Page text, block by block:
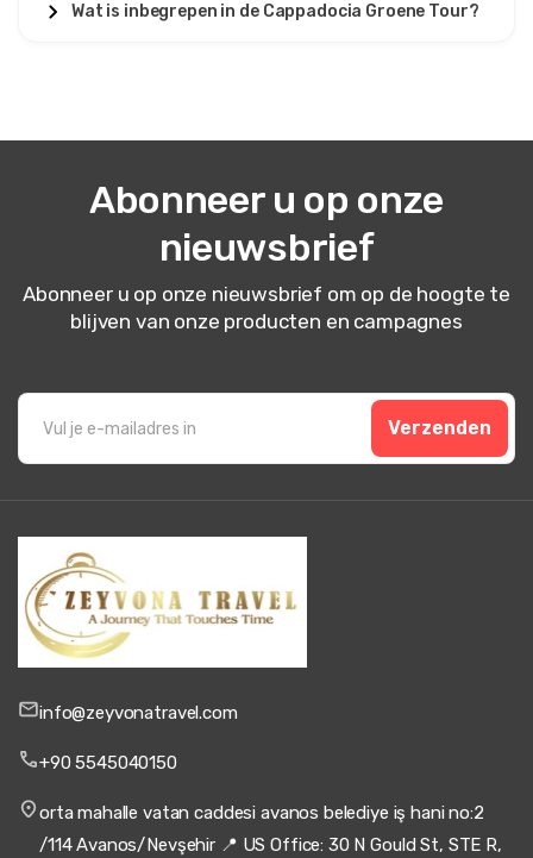
Wat is inbegrepen in de Cappadocia Groene Tour?
Abonneer u op onze
nieuwsbrief
Abonneer u op onze nieuwsbrief om op de hoogte te
blijven van onze producten en campagnes
Verzenden
info@zeyvonatravel.com
+90 5545040150
orta mahalle vatan caddesi avanos belediye iş hani no:2
/114 Avanos/Nevşehir 📍 US Office: 30 N Gould St, STE R,